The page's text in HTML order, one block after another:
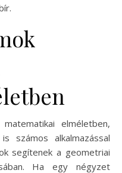
elméletben,
számos alkalmazással
segítenek a geometriai
Ha egy négyzet